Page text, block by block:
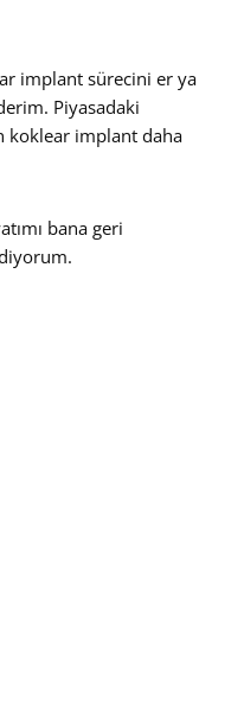
implant sürecini er ya
Piyasadaki
koklear implant daha
bana geri